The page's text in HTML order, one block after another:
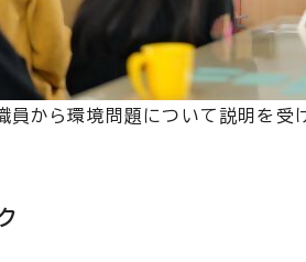
員から環境問題について説明を受